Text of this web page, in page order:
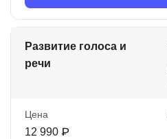
Развитие голоса и
речи
Цена
12 990 ₽